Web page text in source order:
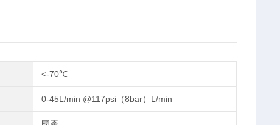
<-70℃
0-45L/min @117psi（8bar）L/min